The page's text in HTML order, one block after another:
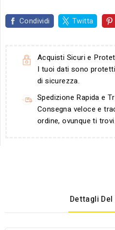
Condividi Twitta
Acquisti Sicuri e
I tuoi dati sono
di sicurezza.
Spedizione Rapida e
Consegna veloce e
ordine, ovunque ti trovi.
Dettagli